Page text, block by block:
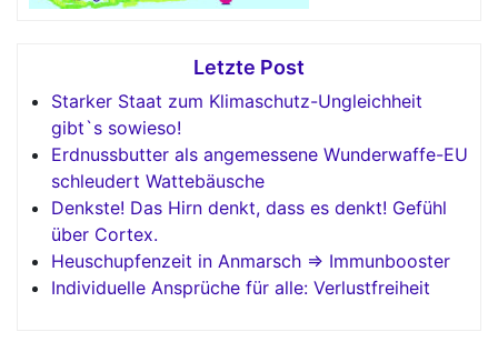
Letzte Post
Starker Staat zum Klimaschutz-Ungleichheit
gibt`s sowieso!
Erdnussbutter als angemessene Wunderwaffe-EU
schleudert Wattebäusche
Denkste! Das Hirn denkt, dass es denkt! Gefühl
über Cortex.
Heuschupfenzeit in Anmarsch => Immunbooster
Individuelle Ansprüche für alle: Verlustfreiheit